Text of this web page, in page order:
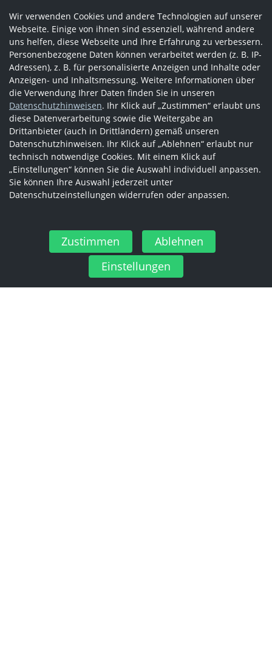
Wir verwenden Cookies und andere Technologien auf unserer
Webseite. Einige von ihnen sind essenziell, während andere
uns helfen, diese Webseite und Ihre Erfahrung zu verbessern.
Personenbezogene Daten können verarbeitet werden (z. B. IP-
Adressen), z. B. für personalisierte Anzeigen und Inhalte oder
Anzeigen- und Inhaltsmessung. Weitere Informationen über
die Verwendung Ihrer Daten finden Sie in unseren
Datenschutzhinweisen. Ihr Klick auf „Zustimmen“ erlaubt uns
diese Datenverarbeitung sowie die Weitergabe an
Drittanbieter (auch in Drittländern) gemäß unseren
Datenschutzhinweisen. Ihr Klick auf „Ablehnen“ erlaubt nur
technisch notwendige Cookies. Mit einem Klick auf
„Einstellungen“ können Sie die Auswahl individuell anpassen.
Sie können Ihre Auswahl jederzeit unter
Datenschutzeinstellungen widerrufen oder anpassen.
Zustimmen
Ablehnen
Einstellungen